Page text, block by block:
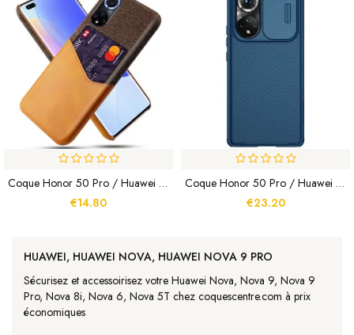
Coque Honor 50 Pro / Huawei Nova 9 Pro Porte-Carte KSQ
€14.80
Coque Honor 50 Pro / Huawei Nova 9 Pro CamShield Nillkin
€23.20
HUAWEI, HUAWEI NOVA, HUAWEI NOVA 9 PRO
Sécurisez et accessoirisez votre Huawei Nova, Nova 9, Nova 9
Pro, Nova 8i, Nova 6, Nova 5T chez coquescentre.com à prix
économiques